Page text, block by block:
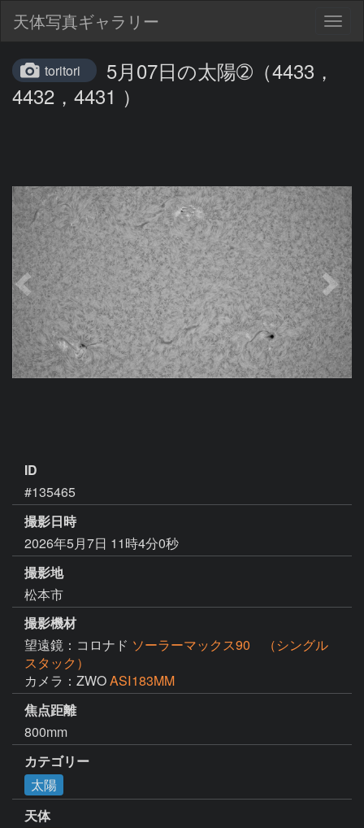
天体写真ギャラリー
toritori
5月07日の太陽➁（4433，
4432，4431 ）
ID
#135465
撮影日時
2026年5月7日 11時4分0秒
撮影地
松本市
撮影機材
望遠鏡：コロナド ソーラーマックス90 （シングル
スタック）
カメラ：ZWOASⅠ183MM
焦点距離
800mm
カテゴリー
太陽
天体